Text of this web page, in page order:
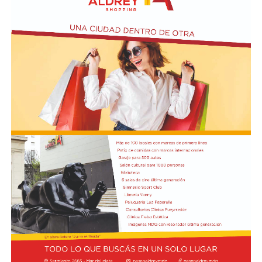
como la pesca y el turismo.
Finalmente, sostuvo que la intervención de la UNESCO
representa un respaldo internacional a los reclamos que
las comunidades costeras vienen realizando desde el
inicio del proyecto y expresó su expectativa de que el
pronunciamiento contribuya a una revisión más
profunda de sus impactos ambientales antes de que las
obras continúen. Radio Encuentro de Viedma
a abstenerse de cumplir con sus funciones (artículos 41
Según la denuncia, durante la manifestación de
organizaciones sociales, sindicales y políticas en las
inmediaciones del Senado, un grupo de manifestantes
arrojó piedras, escombros y otros objetos contundentes
contra los efectivos de las fuerzas federales de seguridad
apostados en el lugar, y que se rompieron baldosas y
bancos públicos para usarlos como proyectiles. También
se registraron daños en estructuras edilicias y en
vehículos policiales.
El Ministerio de Seguridad Nacional solicitó al juzgado
que ordene preservar los registros fílmicos de los
hechos, que se libre oficio al Gobierno porteño y al
Congreso para que informen la totalidad de los daños y
el perjuicio económico, y adelantó que se encuentra
evaluando aportar elementos de prueba adicionales